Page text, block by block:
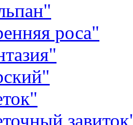
роса"